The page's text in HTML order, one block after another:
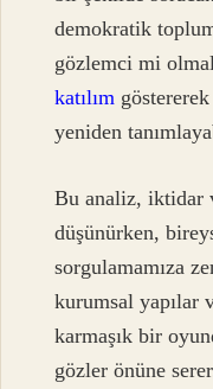
demokratik
gözlemci mi
katılım
yeniden
Bu analiz, iktidar
düşünürken,
sorgulamamıza
kurumsal yapılar
karmaşık bir
gözler önüne